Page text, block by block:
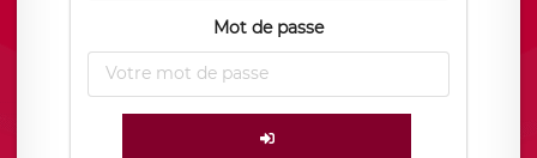
Mot de passe